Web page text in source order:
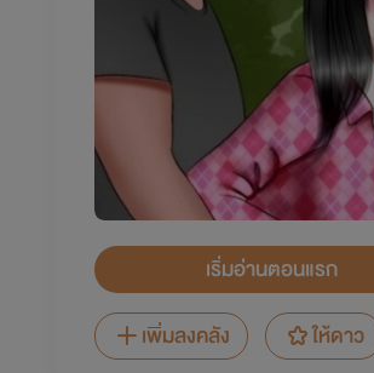
เริ่มอ่านตอนแรก
เพิ่มลงคลัง
ให้ดาว